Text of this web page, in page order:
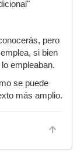
pero
si bien
empleaban.
se puede
más amplio.